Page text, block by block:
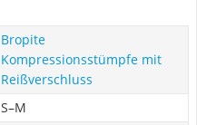
Bropite
Kompressionsstümpfe mit
Reißverschluss
S–M